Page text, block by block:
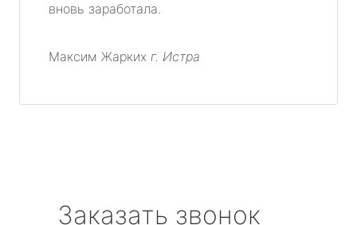
вновь заработала.
Максим Жарких г. Истра
Заказать звонок